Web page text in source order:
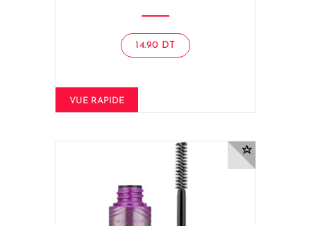
14.90 DT
VUE RAPIDE